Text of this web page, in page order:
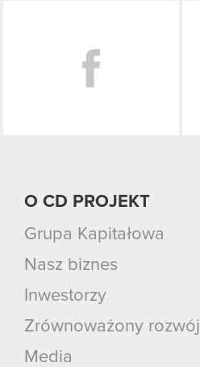
O CD PROJEKT
Grupa Kapitałowa
Nasz biznes
Inwestorzy
Zrównoważony rozwój
Media